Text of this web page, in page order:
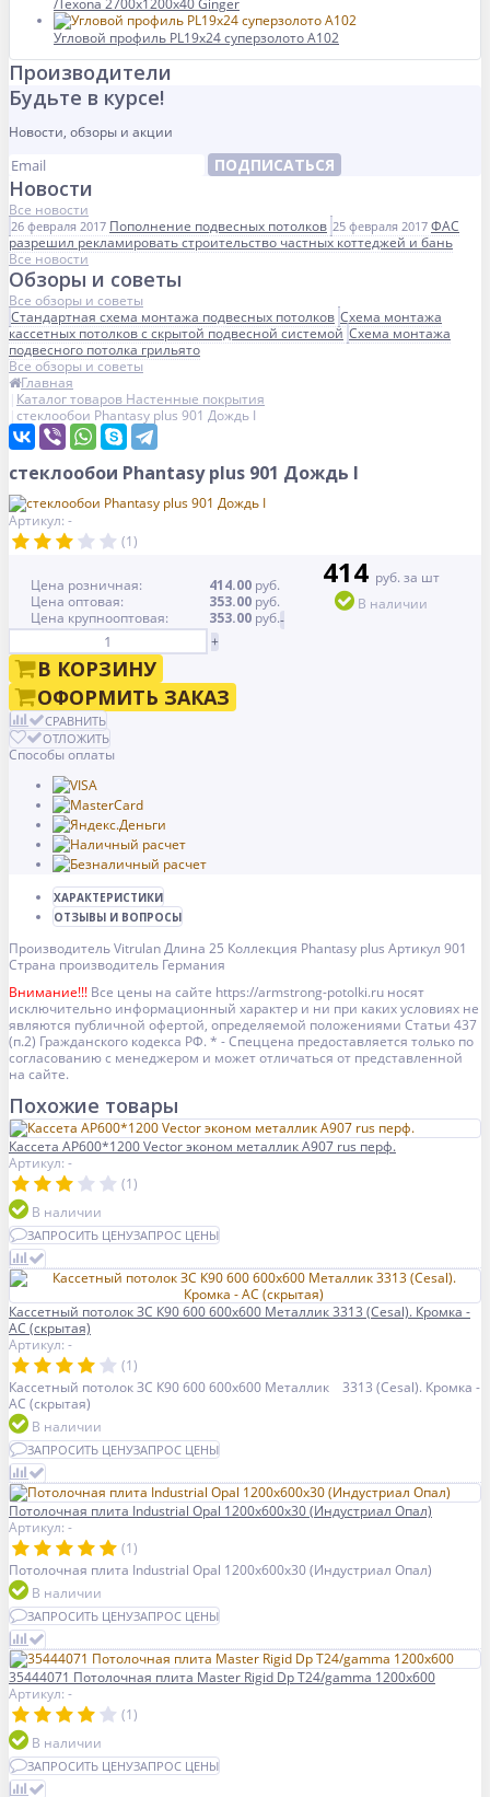
/Texona 2700x1200x40 Ginger
Угловой профиль PL19x24 суперзолото А102
Производители
Будьте в курсе!
Новости, обзоры и акции
ПОДПИСАТЬСЯ
Новости
Все новости
26 февраля 2017 Пополнение подвесных потолков 25 февраля 2017 ФАС
разрешил рекламировать строительство частных коттеджей и бань
Все новости
Обзоры и советы
Все обзоры и советы
Стандартная схема монтажа подвесных потолков Схема монтажа
кассетных потолков с скрытой подвесной системой Схема монтажа
подвесного потолка грильято
Все обзоры и советы
Главная
Каталог товаров Настенные покрытия
стеклообои Phantasy plus 901 Дождь I
стеклообои Phantasy plus 901 Дождь I
Артикул: -
(1)
Цена розничная: 414.00 руб.
Цена оптовая:
353.00 руб.
Цена крупнооптовая:
353.00 руб.
414 руб. за шт
В наличии
-
+
В КОРЗИНУ
ОФОРМИТЬ ЗАКАЗ
СРАВНИТЬ
ОТЛОЖИТЬ
Способы оплаты
ХАРАКТЕРИСТИКИ
ОТЗЫВЫ И ВОПРОСЫ
ПроизводительVitrulanДлина 25 Коллекция Phantasy plus Артикул 901
Страна производитель Германия
Внимание!!! Все цены на сайте https://armstrong-potolki.ru носят
исключительно информационный характер и ни при каких условиях не
являются публичной офертой, определяемой положениями Статьи 437
(п.2) Гражданского кодекса РФ. * - Спеццена предоставляется только по
согласованию с менеджером и может отличаться от представленной
на сайте.
Похожие товары
Кассета AP600*1200 Vector эконом металлик А907 rus перф.
Артикул: -
(1)
В наличии
ЗАПРОСИТЬ ЦЕНУЗАПРОС ЦЕНЫ
Кассетный потолок ЗС К90 600 600х600 Металлик 3313 (Cesal). Кромка -
AC (скрытая)
Артикул: -
(1)
Кассетный потолок ЗС К90 600 600х600 Металлик 3313 (Cesal). Кромка -
AC (скрытая)
В наличии
ЗАПРОСИТЬ ЦЕНУЗАПРОС ЦЕНЫ
Потолочная плита Industrial Opal 1200x600x30 (Индустриал Опал)
Артикул: -
(1)
Потолочная плита Industrial Opal 1200x600x30 (Индустриал Опал)
В наличии
ЗАПРОСИТЬ ЦЕНУЗАПРОС ЦЕНЫ
35444071 Потолочная плита Master Rigid Dp T24/gamma 1200x600
Артикул: -
(1)
В наличии
ЗАПРОСИТЬ ЦЕНУЗАПРОС ЦЕНЫ